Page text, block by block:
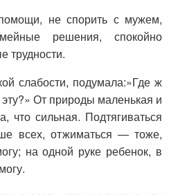
не спорить с мужем,
решения, спокойно
трудности.
слабости, подумала:»Где ж
От природы маленькая и
что сильная. Подтягиваться
всех, отжиматься — тоже,
на одной руке ребенок, в